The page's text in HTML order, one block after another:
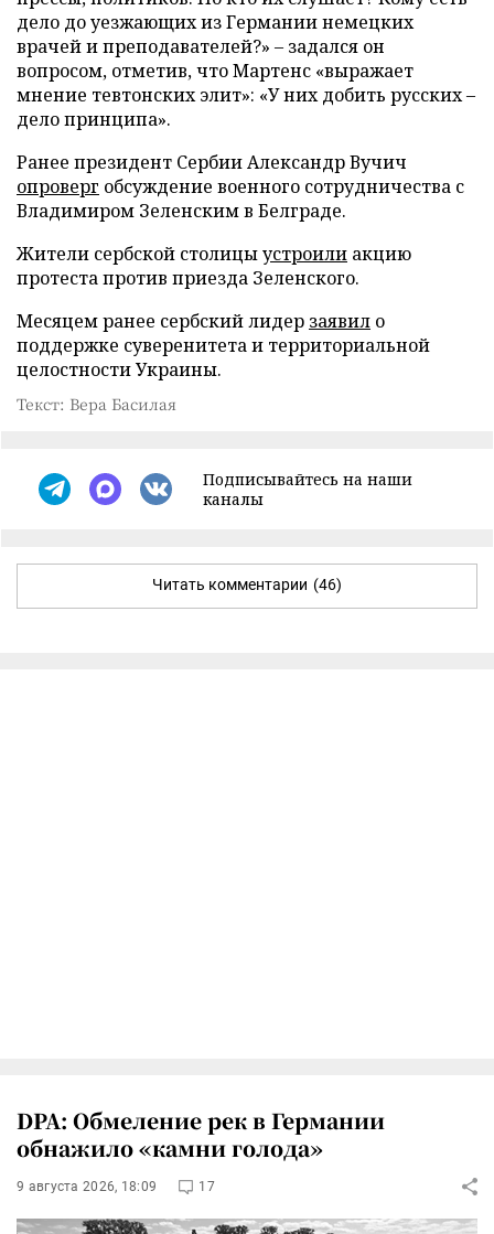
дело до уезжающих из Германии немецких
врачей и преподавателей?» – задался он
вопросом, отметив, что Мартенс «выражает
мнение тевтонских элит»: «У них добить русских –
дело принципа».
Ранее президент Сербии Александр Вучич
опроверг обсуждение военного сотрудничества с
Владимиром Зеленским в Белграде.
Жители сербской столицыустроили акцию
протеста против приезда Зеленского.
Месяцем ранее сербский лидер заявил о
поддержке суверенитета и территориальной
целостности Украины.
Текст: Вера Басилая
Подписывайтесь на наши
каналы
Читать комментарии (46)
DPA: Обмеление рек в Германии
обнажило «камни голода»
9 августа 2026, 18:09 17